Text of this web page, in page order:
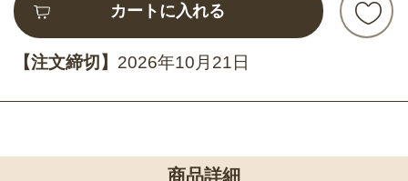
カートに入れる
【注文締切】 2026年10月21日
商品詳細